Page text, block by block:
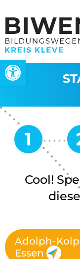
Werkzeugleiste öffnen
Cool!
Adolph-
Essen